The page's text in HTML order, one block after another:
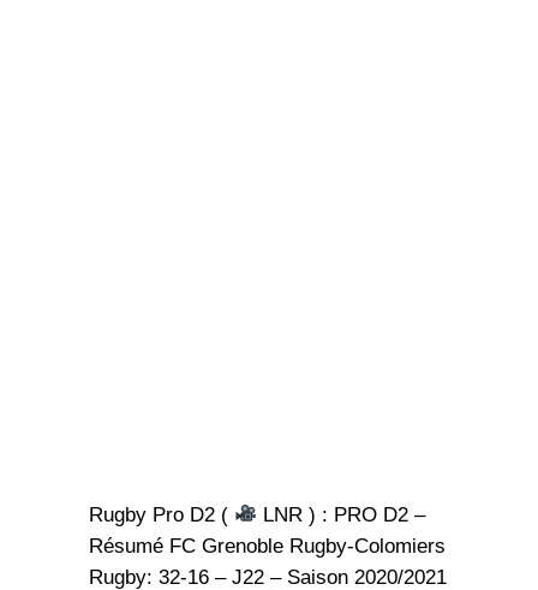
Rugby Pro D2 (
LNR ) : PRO D2 –
Résumé FC Grenoble Rugby-Colomiers
Rugby: 32-16 – J22 – Saison 2020/2021